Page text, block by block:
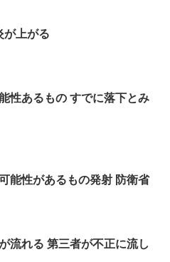
が上がる
性あるもの すでに落下とみ
能性があるもの発射 防衛省
流れる 第三者が不正に流し